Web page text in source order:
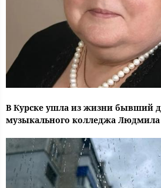
В Курске ушла из жизни бывший
музыкального колледжа